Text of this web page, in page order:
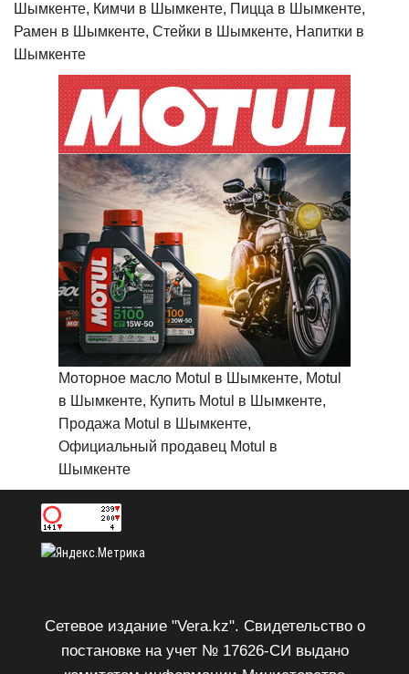
Шымкенте, Кимчи в Шымкенте, Пицца в Шымкенте,
Рамен в Шымкенте, Стейки в Шымкенте, Напитки в
Шымкенте
Моторное масло Motul в Шымкенте, Motul
в Шымкенте, Купить Motul в Шымкенте,
Продажа Motul в Шымкенте,
Официальный продавец Motul в
Шымкенте
Сетевое издание "Vera.kz". Свидетельство о
постановке на учет № 17626-СИ выдано